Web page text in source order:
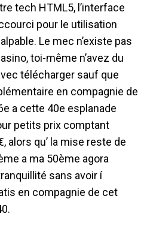
tech HTML5, l’interface
pour le utilisation
Le mec n’existe pas
toi-même n’avez du
télécharger sauf que
en compagnie de
a cette 40e esplanade
petits prix comptant
alors qu’ la mise reste de
a ma 50ème agora
sans avoir í
en compagnie de cet